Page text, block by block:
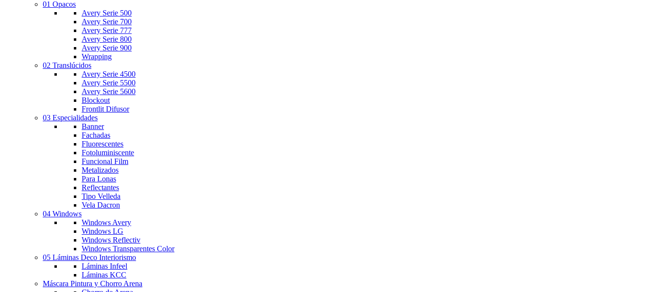
01 Opacos
Avery Serie 500
Avery Serie 700
Avery Serie 777
Avery Serie 800
Avery Serie 900
Wrapping
02 Translúcidos
Avery Serie 4500
Avery Serie 5500
Avery Serie 5600
Blockout
Frontlit Difusor
03 Especialidades
Banner
Fachadas
Fluorescentes
Fotoluminiscente
Funcional Film
Metalizados
Para Lonas
Reflectantes
Tipo Velleda
Vela Dacron
04 Windows
Windows Avery
Windows LG
Windows Reflectiv
Windows Transparentes Color
05 Láminas Deco Interiorismo
Láminas Infeel
Láminas KCC
Máscara Pintura y Chorro Arena